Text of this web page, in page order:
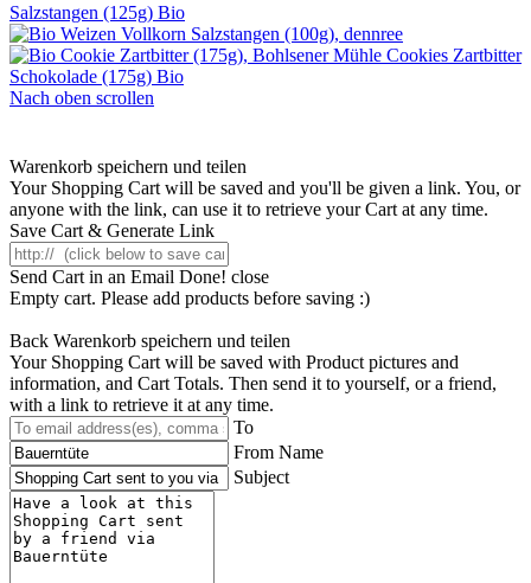
Salzstangen (125g) Bio
Cookies Zartbitter
Schokolade (175g) Bio
Nach oben scrollen
Warenkorb speichern und teilen
Your Shopping Cart will be saved and you'll be given a link. You, or
anyone with the link, can use it to retrieve your Cart at any time.
Save Cart & Generate Link
Send Cart in an Email Done! close
Empty cart. Please add products before saving :)
Back Warenkorb speichern und teilen
Your Shopping Cart will be saved with Product pictures and
information, and Cart Totals. Then send it to yourself, or a friend,
with a link to retrieve it at any time.
To
From Name
Subject